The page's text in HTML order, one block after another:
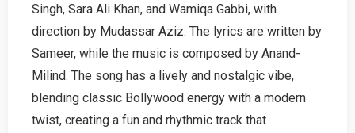
Malayalam
Singh, Sara Ali Khan, and Wamiqa Gabbi, with
direction by Mudassar Aziz. The lyrics are written by
Sameer, while the music is composed by Anand-
Milind. The song has a lively and nostalgic vibe,
blending classic Bollywood energy with a modern
twist, creating a fun and rhythmic track that